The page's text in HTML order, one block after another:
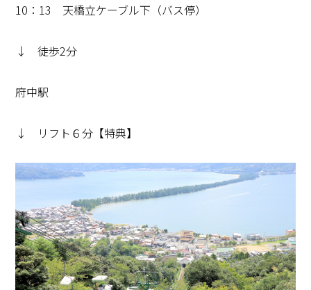
10：13 天橋立ケーブル下（バス停）
↓ 徒歩2分
府中駅
↓ リフト６分【特典】